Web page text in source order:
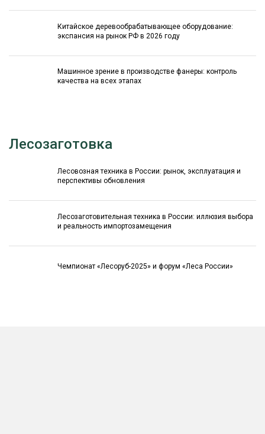
Китайское деревообрабатывающее оборудование:
экспансия на рынок РФ в 2026 году
Машинное зрение в производстве фанеры: контроль
качества на всех этапах
Лесозаготовка
Лесовозная техника в России: рынок, эксплуатация и
перспективы обновления
Лесозаготовительная техника в России: иллюзия выбора
и реальность импортозамещения
Чемпионат «Лесоруб-2025» и форум «Леса России»